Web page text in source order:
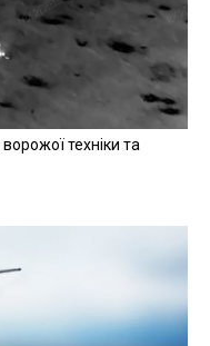
техніки та